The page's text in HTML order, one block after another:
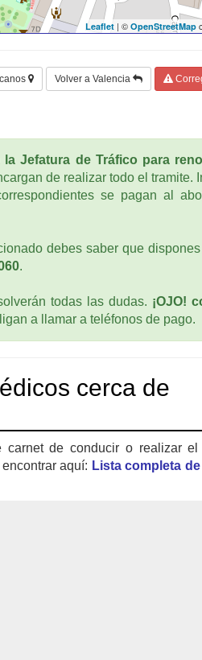
Leaflet | © OpenStreetMap
Volver a Valencia
Jefatura de Tráfico para
de realizar todo el tramite.
se pagan al
debes saber que
.
todas las dudas. ¡OJO!
a llamar a teléfonos de pago.
cerca de
de conducir o realizar el
aquí: Lista completa